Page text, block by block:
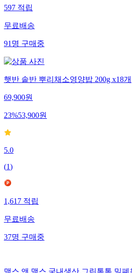
597적립
무료배송
91명구매중
햇반 솥반 뿌리채소영양밥 200g x18개
69,900원
23%53,900원
5.0
(1)
1,617적립
무료배송
37명구매중